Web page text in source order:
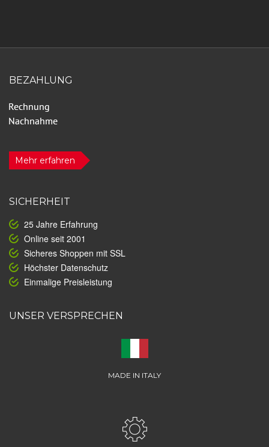
BEZAHLUNG
Mehr erfahren
SICHERHEIT
25 Jahre Erfahrung
Online seit 2001
Sicheres Shoppen mit SSL
Höchster Datenschutz
Einmalige Preisleistung
UNSER VERSPRECHEN
MADE IN ITALY